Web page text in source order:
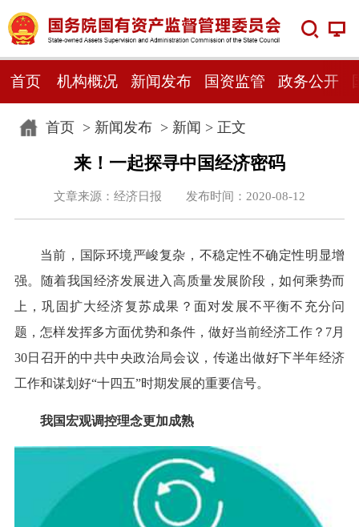
首页 机构概况 新闻发布 国资监管 政务公开
首页> 新闻发布> 新闻 > 正文
来！一起探寻中国经济密码
文章来源：经济日报 发布时间：2020-08-12
当前，国际环境严峻复杂，不稳定性不确定性明显增
强。随着我国经济发展进入高质量发展阶段，如何乘势而
上，巩固扩大经济复苏成果？面对发展不平衡不充分问
题，怎样发挥多方面优势和条件，做好当前经济工作？7月
30日召开的中共中央政治局会议，传递出做好下半年经济
工作和谋划好“十四五”时期发展的重要信号。
我国宏观调控理念更加成熟